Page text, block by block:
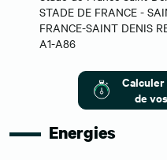
STADE DE FRANCE -
FRANCE-SAINT DENIS
A1-A86
de
Energies